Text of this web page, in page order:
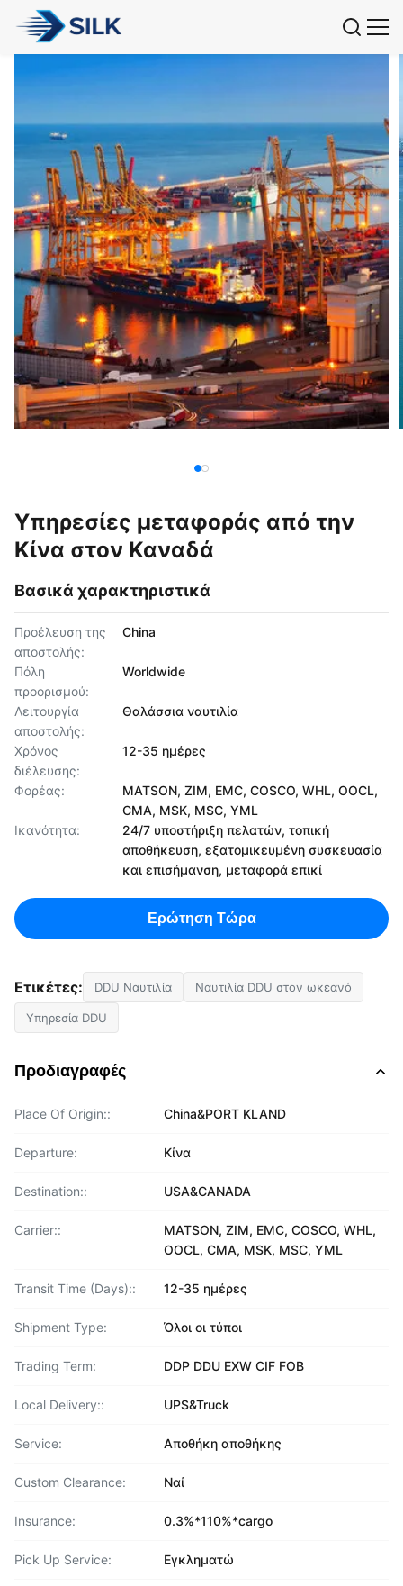
Υπηρεσίες μεταφοράς από την
Κίνα στον Καναδά
Βασικά χαρακτηριστικά
Προέλευση της
αποστολής:
China
Πόλη
προορισμού:
Worldwide
Λειτουργία
αποστολής:
Θαλάσσια ναυτιλία
Χρόνος
διέλευσης:
12-35 ημέρες
Φορέας:
MATSON, ZIM, EMC, COSCO, WHL, OOCL,
CMA, MSK, MSC, YML
Ικανότητα:
24/7 υποστήριξη πελατών, τοπική
αποθήκευση, εξατομικευμένη συσκευασία
και επισήμανση, μεταφορά επικί
Ερώτηση Τώρα
Ετικέτες: DDU Ναυτιλία Ναυτιλία DDU στον ωκεανό
Υπηρεσία DDU
Προδιαγραφές
Place Of Origin:: China&PORT KLAND
Departure: Κίνα
Destination:: USA&CANADA
Carrier::
MATSON, ZIM, EMC, COSCO, WHL,
OOCL, CMA, MSK, MSC, YML
Transit Time (Days):: 12-35 ημέρες
Shipment Type: Όλοι οι τύποι
Trading Term: DDP DDU EXW CIF FOB
Local Delivery:: UPS&Truck
Service: Αποθήκη αποθήκης
Custom Clearance: Ναί
Insurance: 0.3%*110%*cargo
Pick Up Service: Εγκληματώ